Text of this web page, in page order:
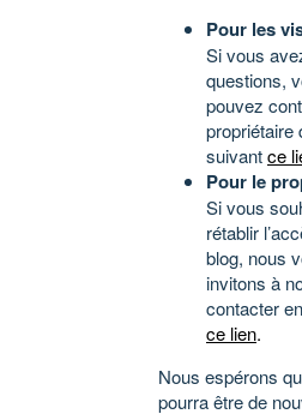
Pour les
Si vous
questions,
pouvez
propriétaire
suivantce
Pour le
Si vous
rétablir
blog, nous
invitons à
contacter
ce lien.
Nous espérons
pourra être de